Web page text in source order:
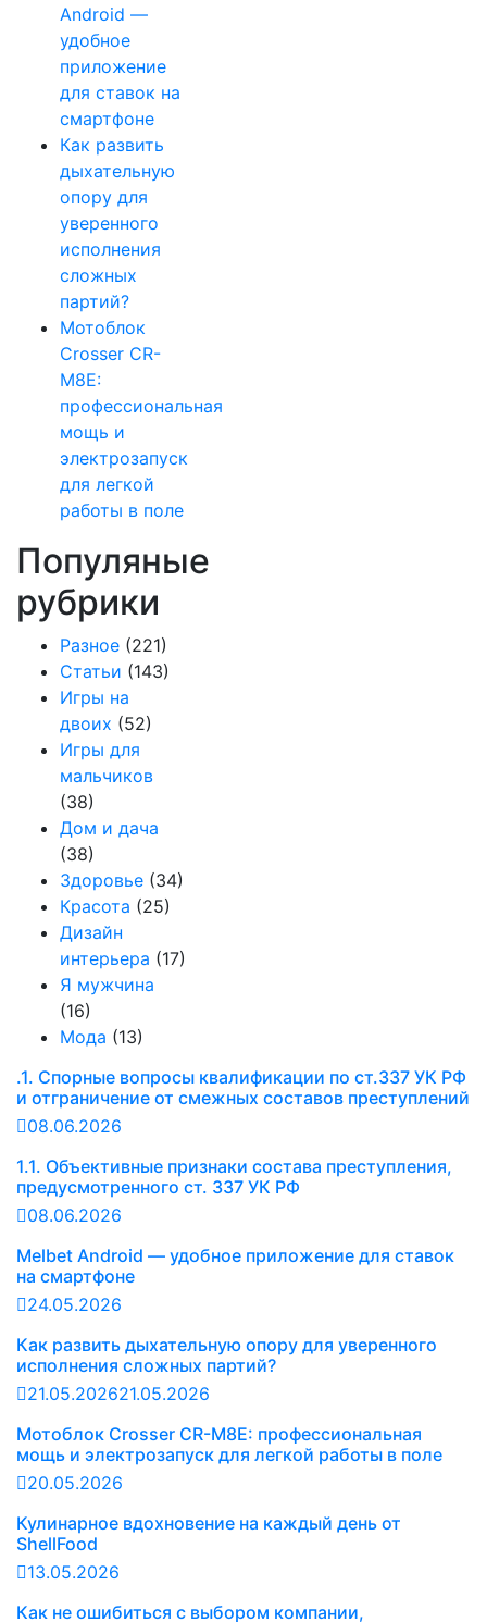
Android —
удобное
приложение
для ставок на
смартфоне
Как развить
дыхательную
опору для
уверенного
исполнения
сложных
партий?
Мотоблок
Crosser CR-
M8E:
профессиональная
мощь и
электрозапуск
для легкой
работы в поле
Популяные
рубрики
Разное (221)
Статьи (143)
Игры на
двоих (52)
Игры для
мальчиков
(38)
Дом и дача
(38)
Здоровье (34)
Красота (25)
Дизайн
интерьера (17)
Я мужчина
(16)
Мода (13)
.1. Спорные вопросы квалификации по ст.337 УК РФ
и отграничение от смежных составов преступлений
08.06.2026
1.1. Объективные признаки состава преступления,
предусмотренного ст. 337 УК РФ
08.06.2026
Melbet Android — удобное приложение для ставок
на смартфоне
24.05.2026
Как развить дыхательную опору для уверенного
исполнения сложных партий?
21.05.202621.05.2026
Мотоблок Crosser CR-M8E: профессиональная
мощь и электрозапуск для легкой работы в поле
20.05.2026
Кулинарное вдохновение на каждый день от
ShellFood
13.05.2026
Как не ошибиться с выбором компании,